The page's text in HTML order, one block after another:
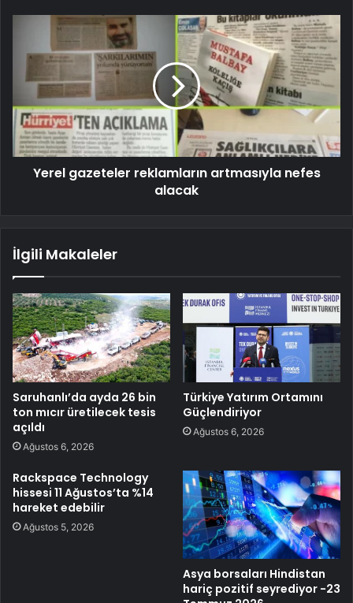
Yerel gazeteler reklamların artmasıyla nefes
alacak
İlgili Makaleler
Saruhanlı’da ayda 26 bin
ton mıcır üretilecek tesis
açıldı
Ağustos 6, 2026
Türkiye Yatırım Ortamını
Güçlendiriyor
Ağustos 6, 2026
Rackspace Technology
hissesi 11 Ağustos’ta %14
hareket edebilir
Ağustos 5, 2026
Asya borsaları Hindistan
hariç pozitif seyrediyor -23